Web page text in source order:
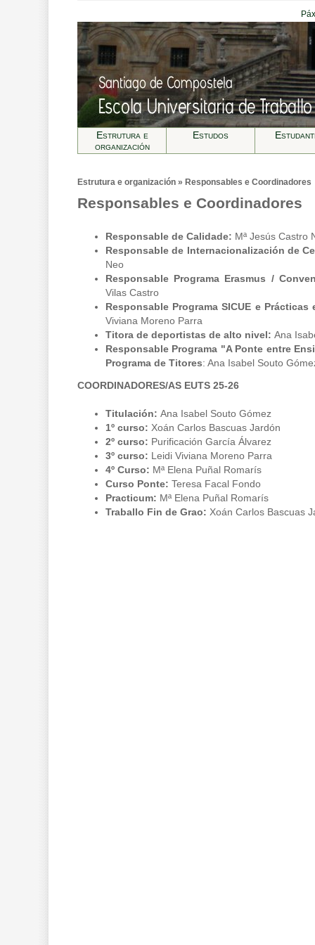
Estrutura e
organización
Estudos
Estrutura e organización » Responsables e Coordinadores
Responsables e Coordinadores
Responsable de Calidade: Mª Jesús Castro
Responsable de Internacionalización de
Neo
Responsable Programa Erasmus /
Vilas Castro
Responsable Programa SICUE e
Viviana Moreno Parra
Titora de deportistas de alto nivel: Ana
Responsable Programa "A Ponte entre
Programa de Titores: Ana Isabel Souto
COORDINADORES/AS EUTS 25-26
Titulación: Ana Isabel Souto Gómez
1º curso: Xoán Carlos Bascuas Jardón
2º curso: Purificación García Álvarez
3º curso: Leidi Viviana Moreno Parra
4º Curso: Mª Elena Puñal Romarís
Curso Ponte: Teresa Facal Fondo
Practicum: Mª Elena Puñal Romarís
Traballo Fin de Grao: Xoán Carlos Bascuas